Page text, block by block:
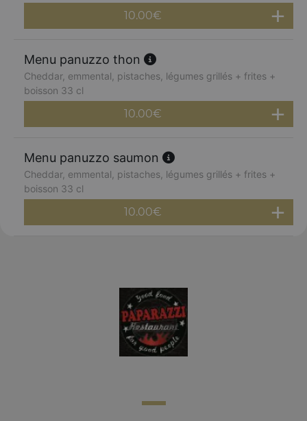
10.00€
Menu panuzzo thon
Cheddar, emmental, pistaches, légumes grillés + frites +
boisson 33 cl
10.00€
Menu panuzzo saumon
Cheddar, emmental, pistaches, légumes grillés + frites +
boisson 33 cl
10.00€